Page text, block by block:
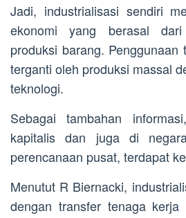
Jadi, industrialisasi sendiri
ekonomi yang berasal
produksi barang. Penggunaan
terganti oleh produksi massal
teknologi.
Sebagai tambahan
kapitalis dan juga di
perencanaan pusat, terdapat
Menutut R Biernacki,
dengan transfer tenaga kerja